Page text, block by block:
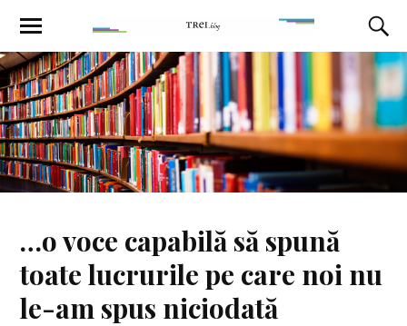
…o voce capabilă să spună
toate lucrurile pe care noi nu
le-am spus niciodată